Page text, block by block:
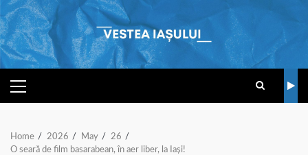
Skip
to
content
PRIMARY
MENU
Home 2026 May
26
O seară de film basarabean, în aer liber, la Iași!